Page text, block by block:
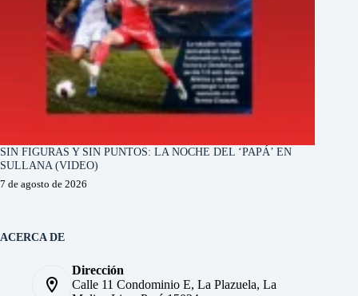
SIN FIGURAS Y SIN PUNTOS: LA NOCHE DEL ‘PAPÁ’ EN
SULLANA (VIDEO)
7 de agosto de 2026
ACERCA DE
Dirección
Calle 11 Condominio E, La Plazuela, La